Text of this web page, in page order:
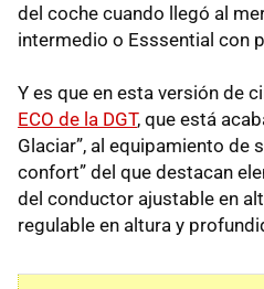
del coche cuando llegó al
intermedio o Esssential con
Y es que en esta versión de
ECO de la DGT, que está
Glaciar”, al equipamiento de
confort” del que destacan
del conductor ajustable en
regulable en altura y